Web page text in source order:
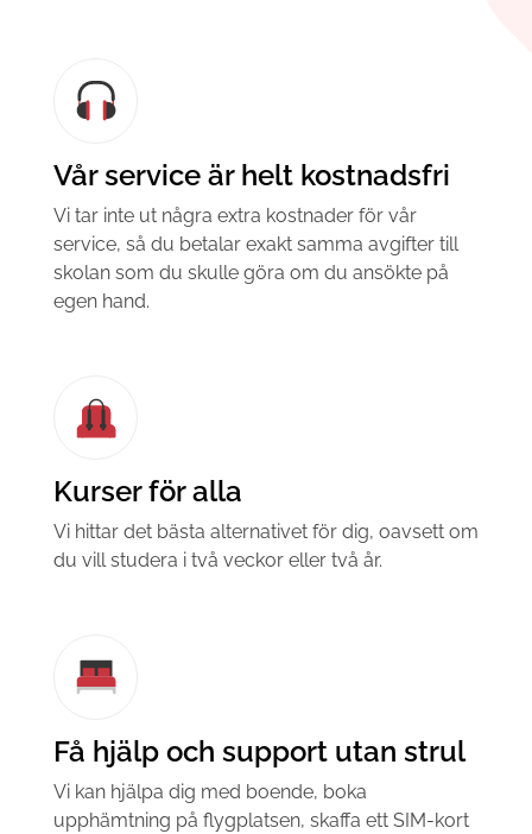
Vår service är helt kostnadsfri
Vi tar inte ut några extra kostnader för vår
service, så du betalar exakt samma avgifter till
skolan som du skulle göra om du ansökte på
egen hand.
Kurser för alla
Vi hittar det bästa alternativet för dig, oavsett om
du vill studera i två veckor eller två år.
Få hjälp och support utan strul
Vi kan hjälpa dig med boende, boka
upphämtning på flygplatsen, skaffa ett SIM-kort